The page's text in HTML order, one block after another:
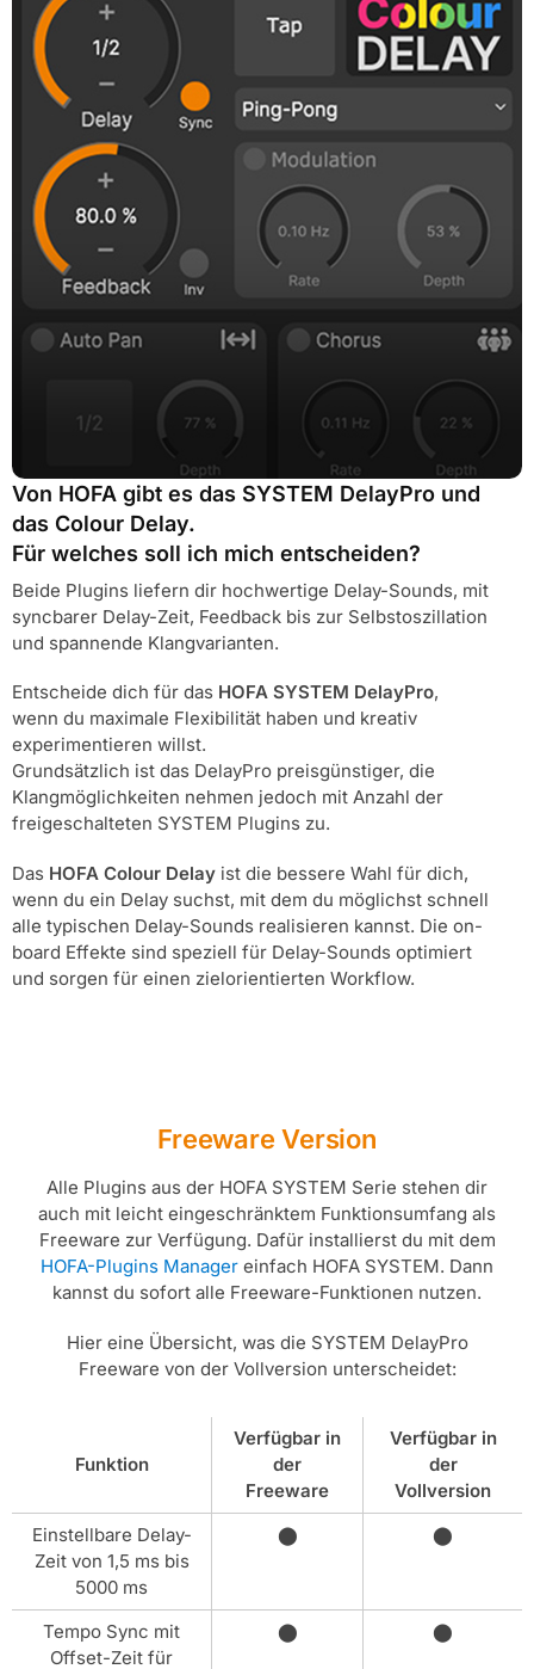
Von HOFA gibt es das SYSTEM DelayPro und
das Colour Delay.
Für welches soll ich mich entscheiden?
Beide Plugins liefern dir hochwertige Delay-Sounds, mit
syncbarer Delay-Zeit, Feedback bis zur Selbstoszillation
und spannende Klangvarianten.
Entscheide dich für das HOFA SYSTEM DelayPro,
wenn du maximale Flexibilität haben und kreativ
experimentieren willst.
Grundsätzlich ist das DelayPro preisgünstiger, die
Klangmöglichkeiten nehmen jedoch mit Anzahl der
freigeschalteten SYSTEM Plugins zu.
Das HOFA Colour Delay ist die bessere Wahl für dich,
wenn du ein Delay suchst, mit dem du möglichst schnell
alle typischen Delay-Sounds realisieren kannst. Die on-
board Effekte sind speziell für Delay-Sounds optimiert
und sorgen für einen zielorientierten Workflow.
Freeware Version
Alle Plugins aus der HOFA SYSTEM Serie stehen dir
auch mit leicht eingeschränktem Funktionsumfang als
Freeware zur Verfügung. Dafür installierst du mit dem
HOFA-Plugins Manager einfach HOFA SYSTEM. Dann
kannst du sofort alle Freeware-Funktionen nutzen.
Hier eine Übersicht, was die SYSTEM DelayPro
Freeware von der Vollversion unterscheidet:
Funktion
Verfügbar in
der
Freeware
Verfügbar in
der
Vollversion
Einstellbare Delay-
Zeit von 1,5 ms bis
5000 ms
⬤ ⬤
Tempo Sync mit
Offset-Zeit für
⬤ ⬤